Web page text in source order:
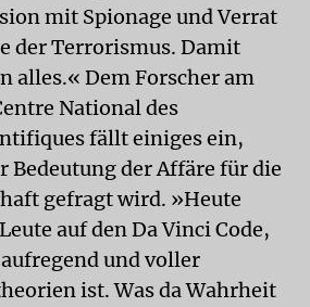
mit Spionage und Verrat
der Terrorismus. Damit
alles.« Dem Forscher am
National des
fällt einiges ein,
Bedeutung der Affäre für die
gefragt wird. »Heute
auf den Da Vinci Code,
und voller
ist. Was da Wahrheit